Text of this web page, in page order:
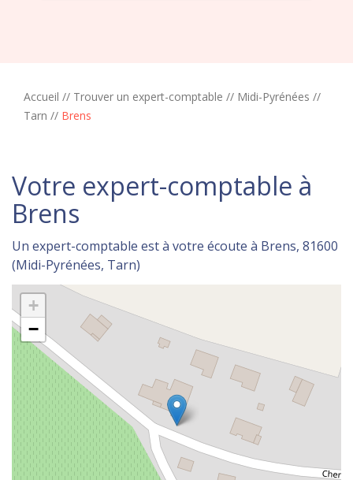
Accueil // Trouver un expert-comptable // Midi-Pyrénées //
Tarn // Brens
Votre expert-comptable à
Brens
Un expert-comptable est à votre écoute à Brens, 81600
(Midi-Pyrénées, Tarn)
+
−